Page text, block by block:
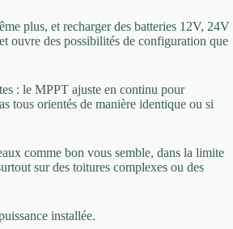
plus, et recharger des batteries 12V, 24V
ouvre des possibilités de configuration que
: le MPPT ajuste en continu pour
tous orientés de manière identique ou si
comme bon vous semble, dans la limite
sur des toitures complexes ou des
installée.